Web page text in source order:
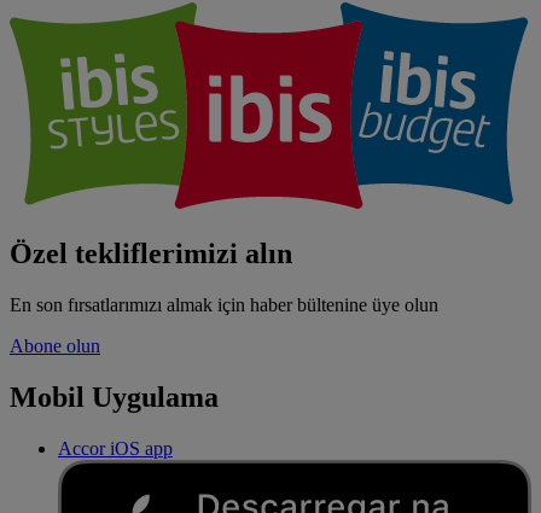
Özel tekliflerimizi alın
En son fırsatlarımızı almak için haber bültenine üye olun
Abone olun
Mobil Uygulama
Accor iOS app